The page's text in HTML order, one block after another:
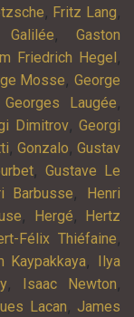
, Fritz Lang,
Galilée,Gaston
Friedrich Hegel ,
Mosse,George
Georges Laugée,
Dimitrov, Georgi
, Gonzalo,Gustav
,Gustave Le
Barbusse,
Henri
, Hergé,
Hertz
Félix Thiéfaine,
Kaypakkaya,
Ilya
, Isaac Newton,
Lacan, James